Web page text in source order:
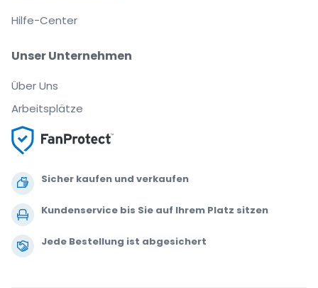
Sicher kaufen und verkaufen
Kundenservice bis Sie auf Ihrem Platz sitzen
Jede Bestellung ist abgesichert
Unser Unternehmen
Über Uns
Arbeitsplätze
Hilfe-Center